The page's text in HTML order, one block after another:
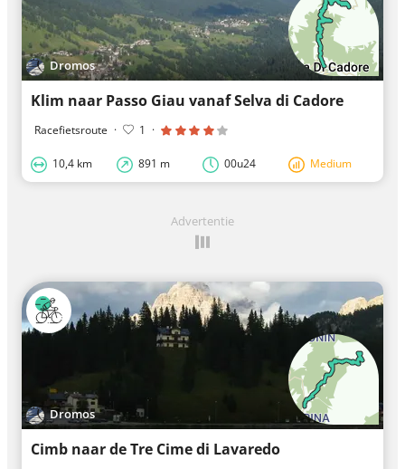
Dromos
Klim naar Passo Giau vanaf Selva di Cadore
Racefietsroute · 1 ·
10,4 km 891 m 00u24 Medium
Advertentie
Dromos
Cimb naar de Tre Cime di Lavaredo